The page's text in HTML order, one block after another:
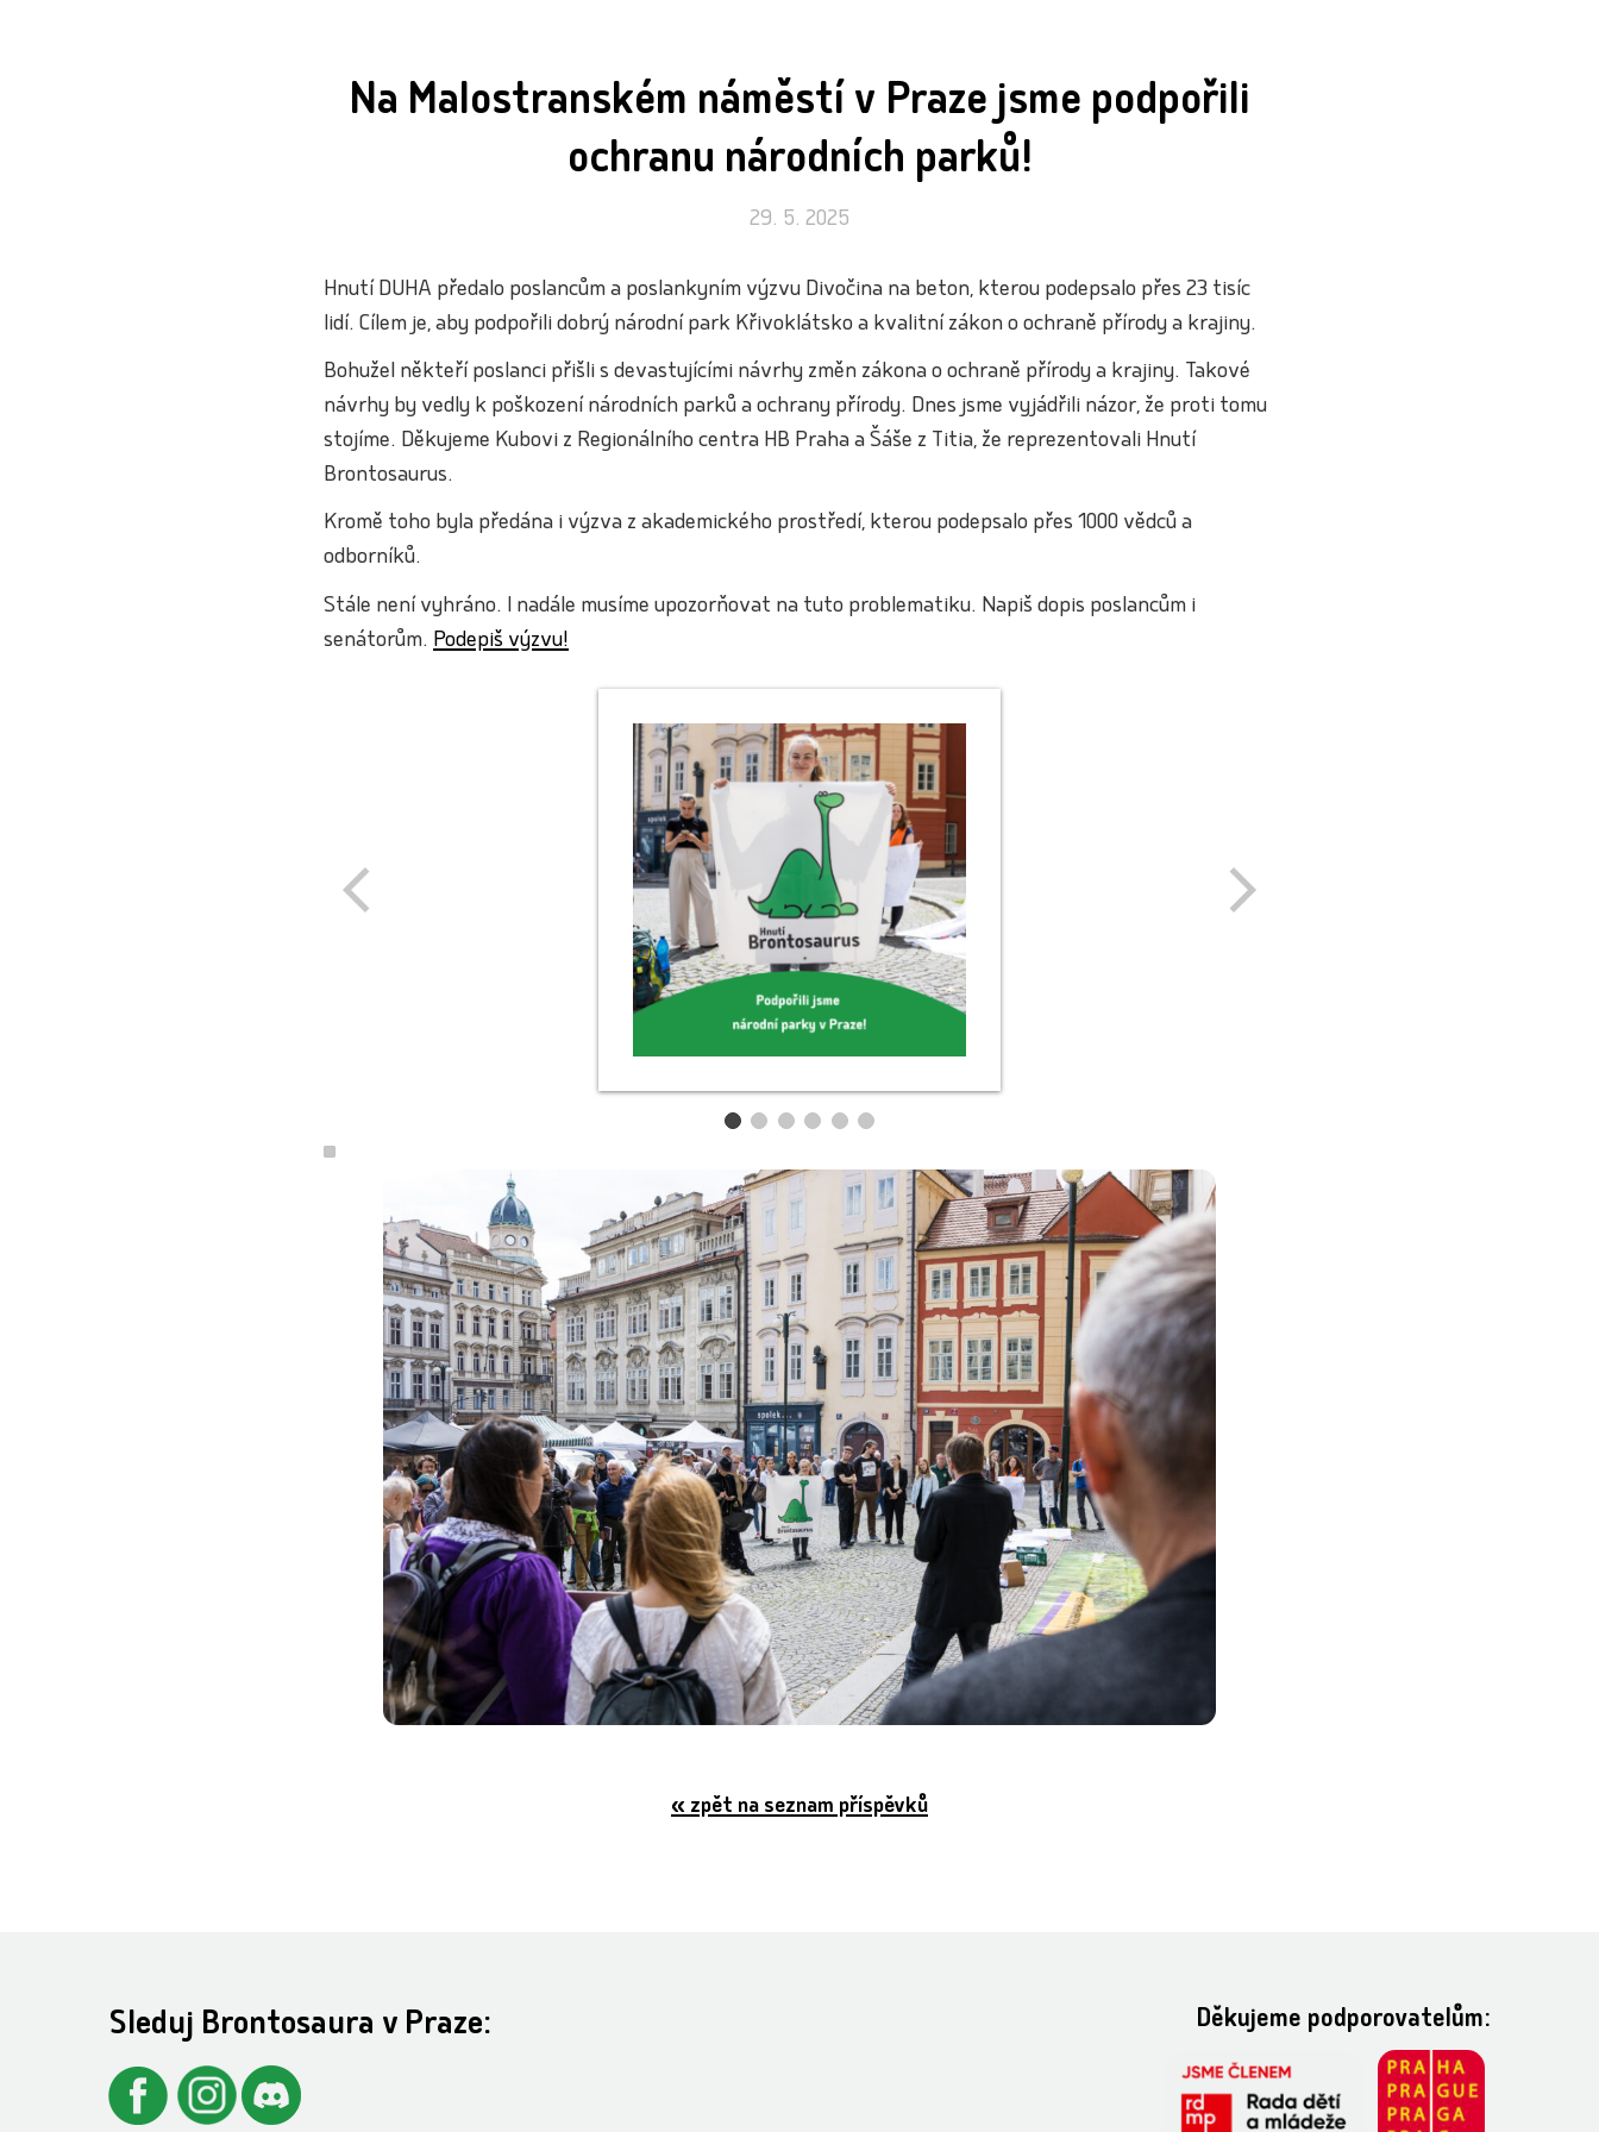
Na Malostranském náměstí v Praze jsme podpořili
ochranu národních parků!
29. 5. 2025
Hnutí DUHA předalo poslancům a poslankyním výzvu Divočina na beton, kterou podepsalo přes 23 tisíc
lidí. Cílem je, aby podpořili dobrý národní park Křivoklátsko a kvalitní zákon o ochraně přírody a krajiny.
Bohužel někteří poslanci přišli s devastujícími návrhy změn zákona o ochraně přírody a krajiny. Takové
návrhy by vedly k poškození národních parků a ochrany přírody. Dnes jsme vyjádřili názor, že proti tomu
stojíme. Děkujeme Kubovi z Regionálního centra HB Praha a Šáše z Titia, že reprezentovali Hnutí
Brontosaurus.
Kromě toho byla předána i výzva z akademického prostředí, kterou podepsalo přes 1000 vědců a
odborníků.
Stále není vyhráno. I nadále musíme upozorňovat na tuto problematiku. Napiš dopis poslancům i
senátorům. Podepiš výzvu!
« zpět na seznam příspěvků
Sleduj Brontosaura v Praze: Děkujeme podporovatelům: